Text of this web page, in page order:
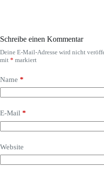
Schreibe einen Kommentar
Deine E-Mail-Adresse wird nicht
mit * markiert
Name *
E-Mail *
Website